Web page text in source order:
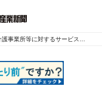
サービス継続支援事業 都道府県の実施状況（随時更新）